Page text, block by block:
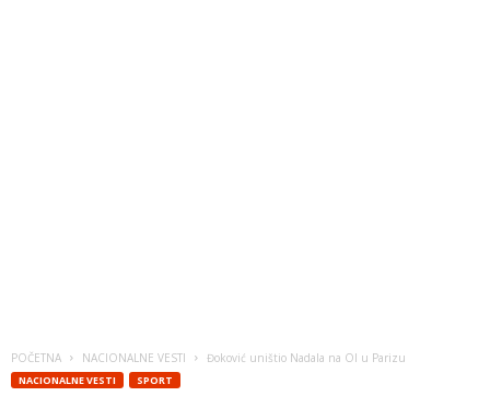
POČETNA NACIONALNE VESTI Đoković uništio Nadala na OI u Parizu
NACIONALNE VESTI SPORT